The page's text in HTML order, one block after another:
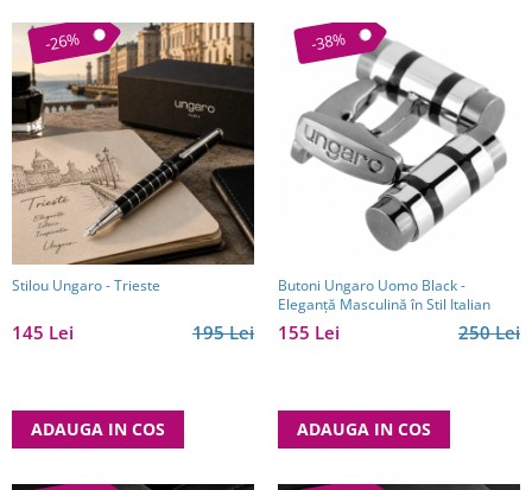
-26%
Stilou Ungaro - Trieste
195 Lei
145 Lei
ADAUGA IN COS
-38%
Butoni Ungaro Uomo Black -
Eleganță Masculină în Stil Italian
250 Lei
155 Lei
ADAUGA IN COS